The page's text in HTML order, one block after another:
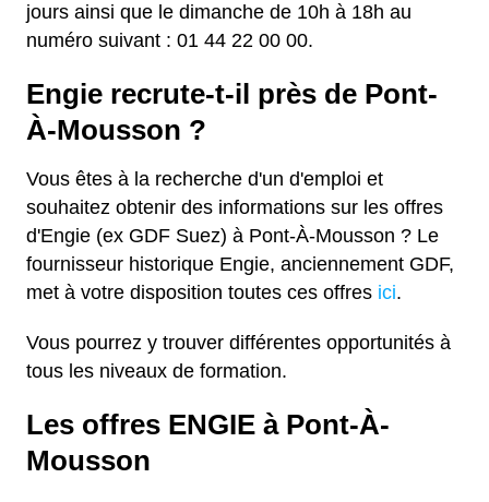
jours ainsi que le dimanche de 10h à 18h au
numéro suivant : 01 44 22 00 00.
Engie recrute-t-il près de Pont-
À-Mousson ?
Vous êtes à la recherche d'un d'emploi et
souhaitez obtenir des informations sur les offres
d'Engie (ex GDF Suez) à Pont-À-Mousson ? Le
fournisseur historique Engie, anciennement GDF,
met à votre disposition toutes ces offres ici.
Vous pourrez y trouver différentes opportunités à
tous les niveaux de formation.
Les offres ENGIE à Pont-À-
Mousson